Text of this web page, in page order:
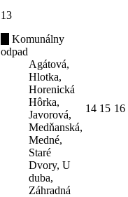
13
Komunálny
odpad
Agátová,
Hlotka,
Horenická
Hôrka,
Javorová,
Medňanská,
Medné,
Staré
Dvory, U
duba,
Záhradná
14 15 16